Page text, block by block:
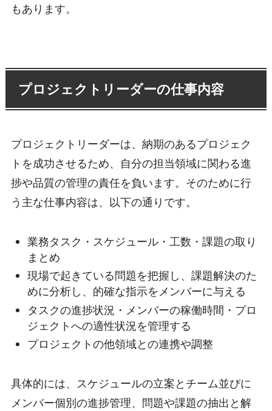
もあります。
プロジェクトリーダーの仕事内容
プロジェクトリーダーは、納期のあるプロジェク
トを成功させるため、自分の担当領域に関わる進
捗や品質の管理の責任を負います。そのために行
う主な仕事内容は、以下の通りです。
業務タスク・スケジュール・工数・課題の取り
まとめ
現場で起きている問題を把握し、課題解決のた
めに分析し、的確な指示をメンバーに与える
タスクの進捗状況・メンバーの稼働時間・プロ
ジェクトへの適性状況を管理する
プロジェクトの他領域との連携や調整
具体的には、スケジュールの立案とチーム並びに
メンバー個別の進捗管理、問題や課題の抽出と解